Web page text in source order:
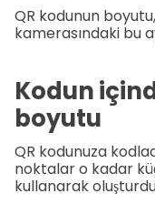
QR kodunun
kamerasındaki bu
Kodun
boyutu
QR kodunuza
noktalar o kadar
kullanarak